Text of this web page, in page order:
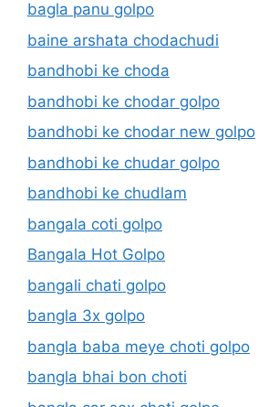
bagla panu golpo
baine arshata chodachudi
bandhobi ke choda
bandhobi ke chodar golpo
bandhobi ke chodar new golpo
bandhobi ke chudar golpo
bandhobi ke chudlam
bangala coti golpo
Bangala Hot Golpo
bangali chati golpo
bangla 3x golpo
bangla baba meye choti golpo
bangla bhai bon choti